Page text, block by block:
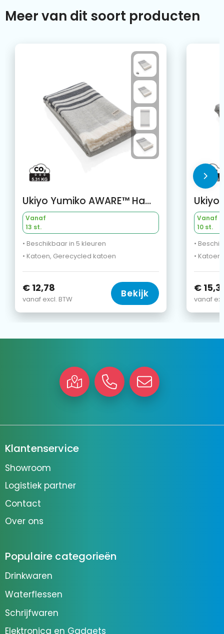
Meer van dit soort producten
Ukiyo Yumiko AWARE™ Hamam Handdoek 100x180cm
Vanaf
13 st.
• Beschikbaar in 5 kleuren
• Katoen, Gerecycled katoen
€ 12,78
vanaf excl. BTW Bekijk
Vanaf
10 st.
•
•
€
vanaf
Klantenservice
Showroom
Logistiek partner
Contact
Over ons
Populaire categorieën
Drinkwaren
Waterflessen
Schrijfwaren
Elektronica en Gadgets